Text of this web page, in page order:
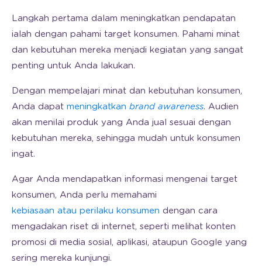
Langkah pertama dalam meningkatkan pendapatan
ialah dengan pahami target konsumen. Pahami minat
dan kebutuhan mereka menjadi kegiatan yang sangat
penting untuk Anda lakukan.
Dengan mempelajari minat dan kebutuhan konsumen,
Anda dapat meningkatkan brand awareness. Audien
akan menilai produk yang Anda jual sesuai dengan
kebutuhan mereka, sehingga mudah untuk konsumen
ingat.
Agar Anda mendapatkan informasi mengenai target
konsumen, Anda perlu memahami
kebiasaan atau perilaku konsumen dengan cara
mengadakan riset di internet, seperti melihat konten
promosi di media sosial, aplikasi, ataupun Google yang
sering mereka kunjungi.